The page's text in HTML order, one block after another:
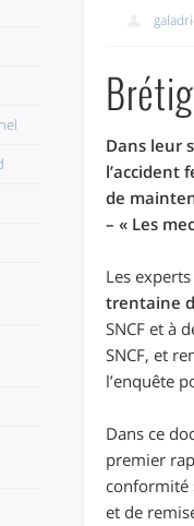
Dans leur
l’accident
de
–« Les
Les
trentaine
SNCF et à
SNCF, et
l’enquête
Dans ce
premier
conformité
et de